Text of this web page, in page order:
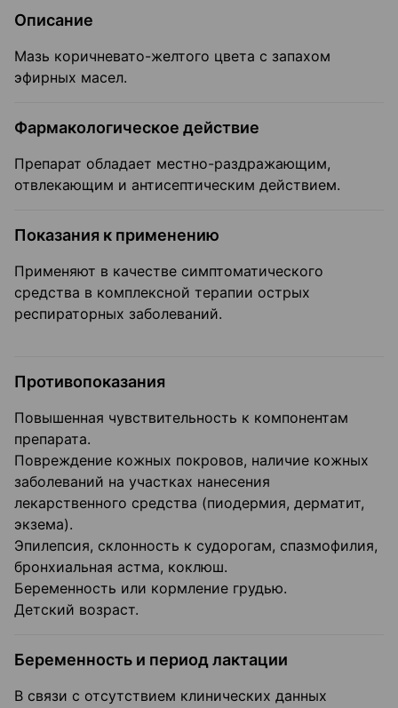
Описание
Мазь коричневато-желтого цвета с запахом
эфирных масел.
Фармакологическое действие
Препарат обладает местно-раздражающим,
отвлекающим и антисептическим действием.
Показания к применению
Применяют в качестве симптоматического
средства в комплексной терапии острых
респираторных заболеваний.
Противопоказания
Повышенная чувствительность к компонентам
препарата.
Повреждение кожных покровов, наличие кожных
заболеваний на участках нанесения
лекарственного средства (пиодермия, дерматит,
экзема).
Эпилепсия, склонность к судорогам, спазмофилия,
бронхиальная астма, коклюш.
Беременность или кормление грудью.
Детский возраст.
Беременность и период лактации
В связи с отсутствием клинических данных